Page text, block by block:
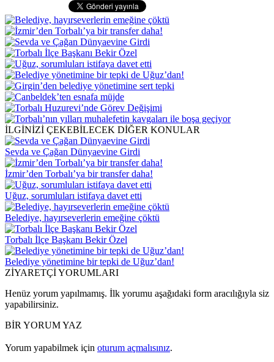
İLGİNİZİ ÇEKEBİLECEK DİĞER KONULAR
Sevda ve Çağan Dünyaevine Girdi
İzmir’den Torbalı’ya bir transfer daha!
Uğuz, sorumluları istifaya davet etti
Belediye, hayırseverlerin emeğine çöktü
Torbalı İlçe Başkanı Bekir Özel
Belediye yönetimine bir tepki de Uğuz’dan!
ZİYARETÇİ YORUMLARI
Henüz yorum yapılmamış. İlk yorumu aşağıdaki form aracılığıyla siz
yapabilirsiniz.
BİR YORUM YAZ
Yorum yapabilmek için oturum açmalısınız.